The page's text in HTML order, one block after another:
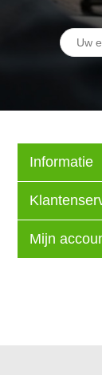
Informatie
Mijn